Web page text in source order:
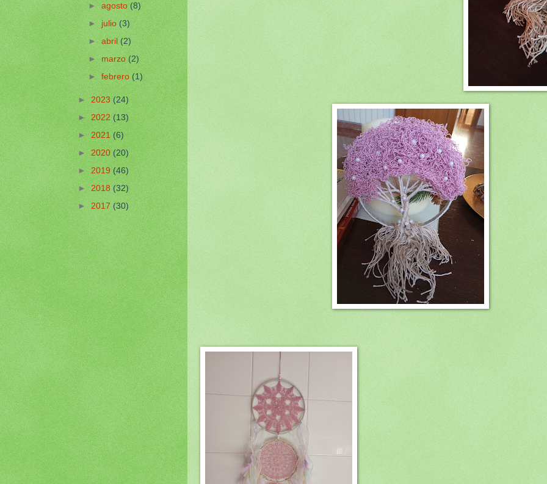
►agosto(8)
►julio(3)
►abril(2)
►marzo(2)
►febrero(1)
►2023 (24)
►2022(13)
►2021(6)
►2020(20)
►2019(46)
►2018(32)
►2017(30)